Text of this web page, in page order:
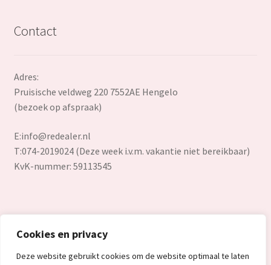
Cookies en privacy
Deze website gebruikt cookies om de website optimaal te laten
Contact
Adres:
Pruisische veldweg 220 7552AE Hengelo
(bezoek op afspraak)
E:info@redealer.nl
T:074-2019024 (Deze week i.v.m. vakantie niet bereikbaar)
KvK-nummer: 59113545
© Redealer.nl | Gecontroleerde retourproducten en nieuwe
overstockproducten tegen een onverslaanbare lage prijs.